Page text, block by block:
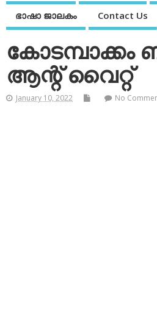
ഭാഷാ ജാലകം Contact Us
കോടമ്പാക്കം
ആന്റ് വൈറ്റ്
January 10, 2022 No